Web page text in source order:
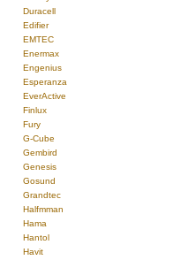
Duracell
Edifier
EMTEC
Enermax
Engenius
Esperanza
EverActive
Finlux
Fury
G-Cube
Gembird
Genesis
Gosund
Grandtec
Halfmman
Hama
Hantol
Havit